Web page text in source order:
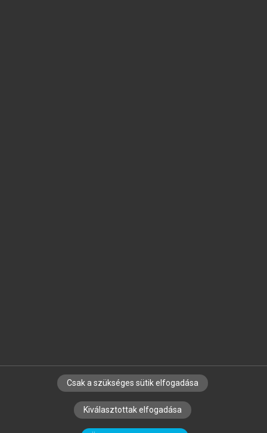
SZERZŐKNEK CÉGEKNEK KÖNYVTÁROSOKNAK
SZERKESZTÉSI ÉS LEKTORÁLÁSI ALAPELVEK
Csak a szükséges sütik elfogadása
Kiválasztottak elfogadása